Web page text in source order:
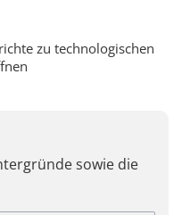
zu technologischen
sowie die